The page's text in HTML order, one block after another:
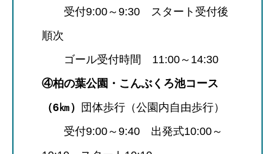
受付9:00～9:30 スタート受付後
順次
ゴール受付時間 11:00～14:30
④柏の葉公園・こんぶくろ池コース
（6㎞） 団体歩行（公園内自由歩行）
受付9:00～9:40 出発式10:00～